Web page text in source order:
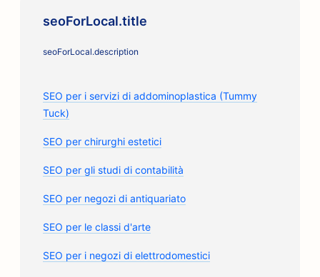
seoForLocal.title
seoForLocal.description
SEO per i servizi di addominoplastica (Tummy
Tuck)
SEO per chirurghi estetici
SEO per gli studi di contabilità
SEO per negozi di antiquariato
SEO per le classi d'arte
SEO per i negozi di elettrodomestici